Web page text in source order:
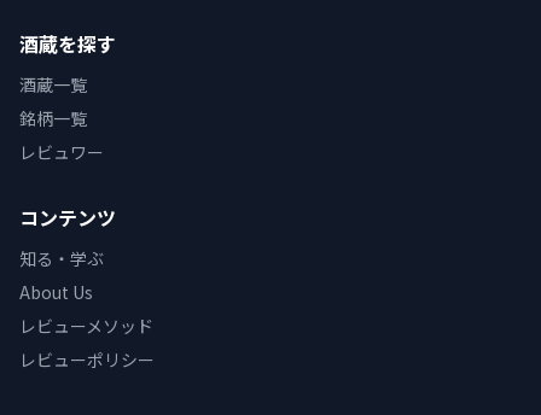
酒蔵を探す
酒蔵一覧
銘柄一覧
レビュワー
コンテンツ
知る・学ぶ
About Us
レビューメソッド
レビューポリシー